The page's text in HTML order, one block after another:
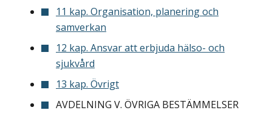
11 kap. Organisation, planering och
samverkan
12 kap. Ansvar att erbjuda hälso- och
sjukvård
13 kap. Övrigt
AVDELNING V. ÖVRIGA BESTÄMMELSER